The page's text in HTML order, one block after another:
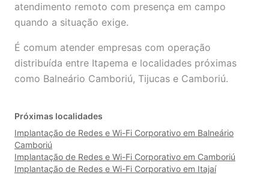
atendimento remoto com presença em campo
quando a situação exige.
É comum atender empresas com operação
distribuída entre Itapema e localidades próximas
como Balneário Camboriú, Tijucas e Camboriú.
Próximas localidades
Implantação de Redes e Wi-Fi Corporativo em Balneário
Camboriú
Implantação de Redes e Wi-Fi Corporativo em Camboriú
Implantação de Redes e Wi-Fi Corporativo em Itajaí